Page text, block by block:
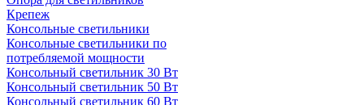
Крепеж
Консольные светильники
Консольные светильники по
потребляемой мощности
Консольный светильник 30 Вт
Консольный светильник 50 Вт
Консольный светильник 60 Вт